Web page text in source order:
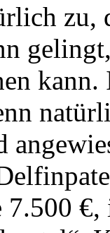
zu,
kann.